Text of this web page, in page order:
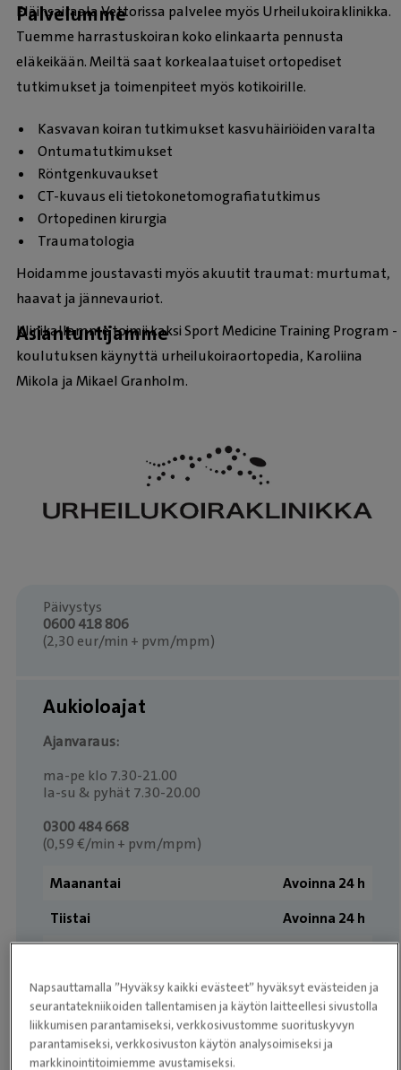
Palvelumme
Eläinsairaala Vettorissa palvelee myös Urheilukoiraklinikka.
Tuemme harrastuskoiran koko elinkaarta pennusta
eläkeikään. Meiltä saat korkealaatuiset ortopediset
tutkimukset ja toimenpiteet myös kotikoirille.
Kasvavan koiran tutkimukset kasvuhäiriöiden varalta
Ontumatutkimukset
Röntgenkuvaukset
CT-kuvaus eli tietokonetomografiatutkimus
Ortopedinen kirurgia
Traumatologia
Hoidamme joustavasti myös akuutit traumat: murtumat,
haavat ja jännevauriot.
Asiantuntijamme
Klinikallamme toimii kaksi Sport Medicine Training Program -
koulutuksen käynyttä urheilukoiraortopedia, Karoliina
Mikola ja Mikael Granholm.
Päivystys
0600 418 806
(2,30 eur/min + pvm/mpm)
Aukioloajat
Ajanvaraus:
ma-pe klo 7.30-21.00
la-su & pyhät 7.30-20.00
0300 484 668
(0,59 €/min + pvm/mpm)
Maanantai
Avoinna 24 h
Tiistai
Avoinna 24 h
Torstai
Avoinna 24 h
Perjantai
Avoinna 24 h
Lauantai
Napsauttamalla ”Hyväksy kaikki evästeet” hyväksyt evästeiden ja
seurantatekniikoiden tallentamisen ja käytön laitteellesi sivustolla
liikkumisen parantamiseksi, verkkosivustomme suorituskyvyn
parantamiseksi, verkkosivuston käytön analysoimiseksi ja
markkinointitoimiemme avustamiseksi.